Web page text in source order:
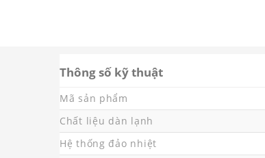
Thông số kỹ thuật
Mã sản phẩm
Chất liệu dàn lạnh
Hệ thống đảo nhiệt